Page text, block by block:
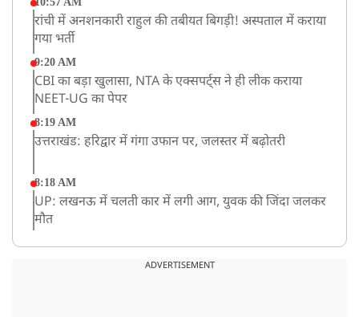
रांची में अनशनकारी राहुल की तबीयत बिगड़ी! अस्पताल में कराया
गया भर्ती
9:20 AM
CBI का बड़ा खुलासा, NTA के एक्सपर्ट्स ने ही लीक कराया
NEET-UG का पेपर
8:19 AM
उत्तराखंड: हरिद्वार में गंगा उफान पर, जलस्तर में बढ़ोतरी
8:18 AM
UP: लखनऊ में चलती कार में लगी आग, युवक की जिंदा जलकर
मौत
ADVERTISEMENT